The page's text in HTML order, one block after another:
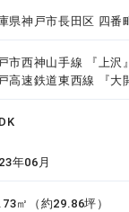
県神戸市長田区 四番
市西神山手線 『上沢
高速鉄道東西線 『大
年06月
㎡（約29.86坪）